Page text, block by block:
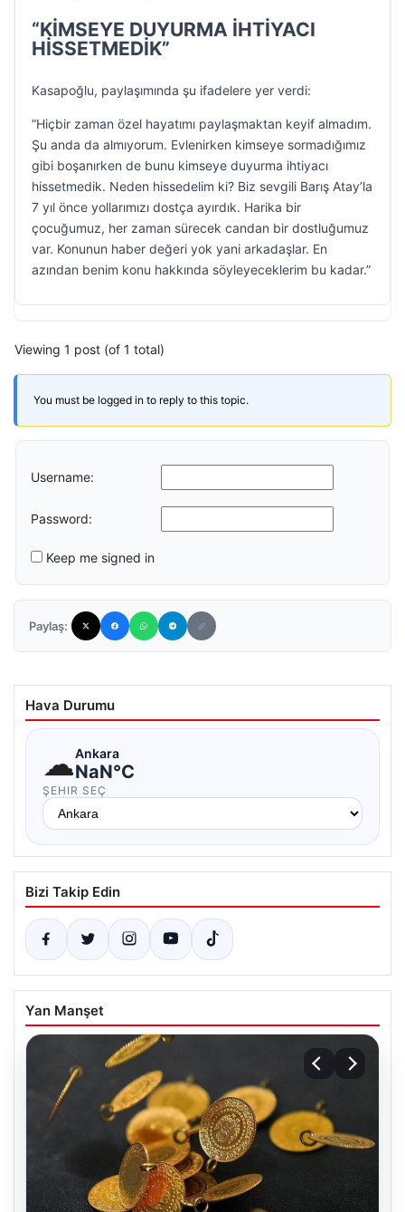
“KİMSEYE DUYURMA İHTİYACI
HİSSETMEDİK”
Kasapoğlu, paylaşımında şu ifadelere yer verdi:
“Hiçbir zaman özel hayatımı paylaşmaktan keyif almadım.
Şu anda da almıyorum. Evlenirken kimseye sormadığımız
gibi boşanırken de bunu kimseye duyurma ihtiyacı
hissetmedik. Neden hissedelim ki? Biz sevgili Barış Atay’la
7 yıl önce yollarımızı dostça ayırdık. Harika bir
çocuğumuz, her zaman sürecek candan bir dostluğumuz
var. Konunun haber değeri yok yani arkadaşlar. En
azından benim konu hakkında söyleyeceklerim bu kadar.”
Viewing 1 post (of 1 total)
You must be logged in to reply to this topic.
Username:
Password:
Keep me signed in
Paylaş:
Hava Durumu
☁Ankara
NaN°C
ŞEHIR SEÇ
Bizi Takip Edin
Yan Manşet